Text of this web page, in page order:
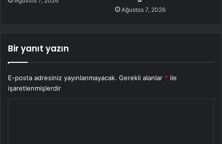
Ağustos 7, 2026
Bir yanıt yazın
E-posta adresiniz yayınlanmayacak. Gerekli alanlar * ile
işaretlenmişlerdir